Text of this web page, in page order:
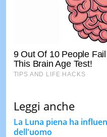
Leggi anche
La Luna piena ha
dell'uomo